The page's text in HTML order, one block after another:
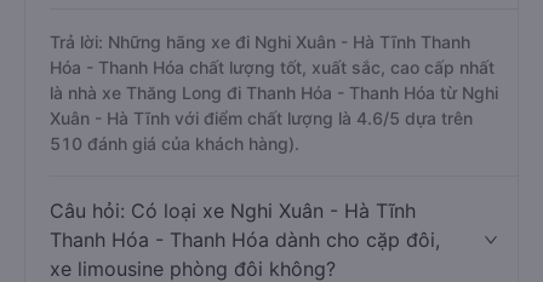
Trả lời: Những hãng xe đi Nghi Xuân - Hà Tĩnh Thanh
Hóa - Thanh Hóa chất lượng tốt, xuất sắc, cao cấp nhất
là nhà xe Thăng Long đi Thanh Hóa - Thanh Hóa từ Nghi
Xuân - Hà Tĩnh với điểm chất lượng là 4.6/5 dựa trên
510 đánh giá của khách hàng).
Câu hỏi: Có loại xe Nghi Xuân - Hà Tĩnh
Thanh Hóa - Thanh Hóa dành cho cặp đôi,
xe limousine phòng đôi không?